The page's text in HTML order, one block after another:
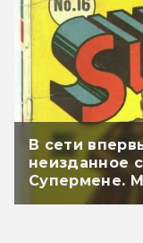
В сети
неизданное
Супермене.